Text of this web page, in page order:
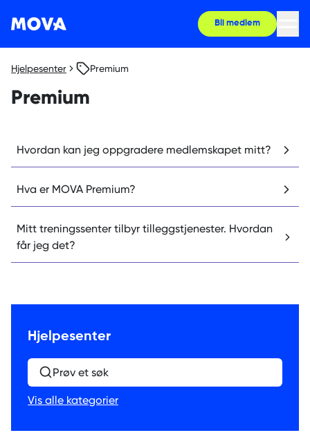
Bli medlem
Hjelpesenter Premium
Premium
Hvordan kan jeg oppgradere medlemskapet mitt?
Hva er MOVA Premium?
Mitt treningssenter tilbyr tilleggstjenester. Hvordan
får jeg det?
Hjelpesenter
Prøv et søk
Vis alle kategorier